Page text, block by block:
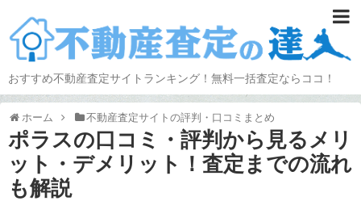
おすすめ不動産査定サイトランキング！無料一括査定ならココ！
ホーム 不動産査定サイトの評判・口コミまとめ
ポラスの口コミ・評判から見るメリ
ット・デメリット！査定までの流れ
も解説